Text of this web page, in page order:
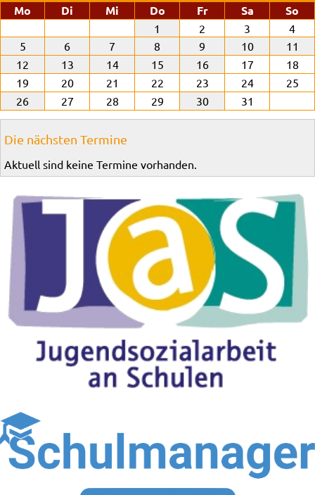
Mo
Di enstagMi ttwochDonnerstag
Freitag SamstagSo
1 2 3
4
5
6 7 8 9 10
11
12
13 14 15 16 17
18
19
20 21 22 23 24
25
26
27 28 29 30 31
Die nächsten Termine
Aktuell sind keine Termine vorhanden.